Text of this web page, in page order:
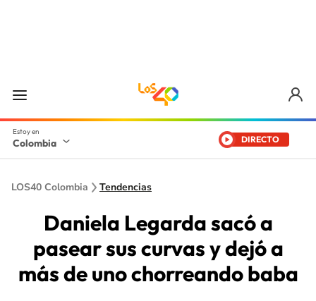
Colombia DIRECTO
LOS40 Colombia Tendencias
Daniela Legarda sacó a
pasear sus curvas y dejó a
más de uno chorreando baba